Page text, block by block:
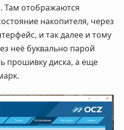
Там отображаются
накопителя, через
и так далее и тому
неё буквально парой
прошивку диска, а еще